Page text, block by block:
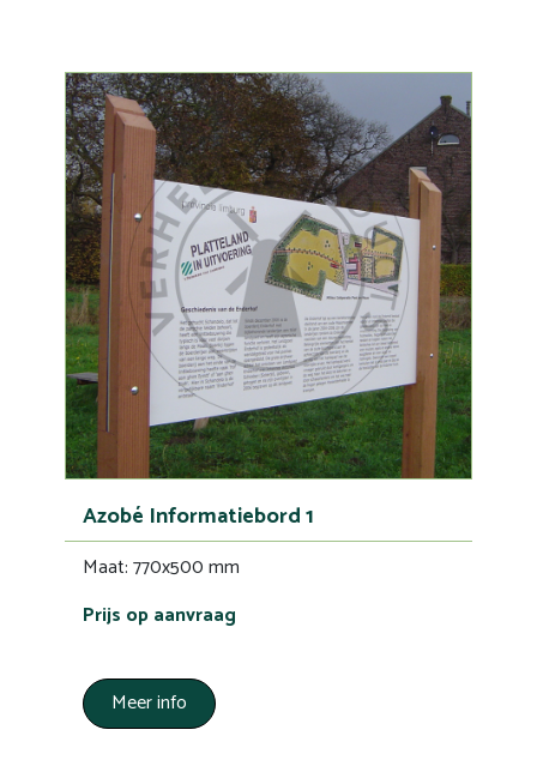
Azobé Informatiebord 1
Maat: 770x500 mm
Prijs op aanvraag
Meer info